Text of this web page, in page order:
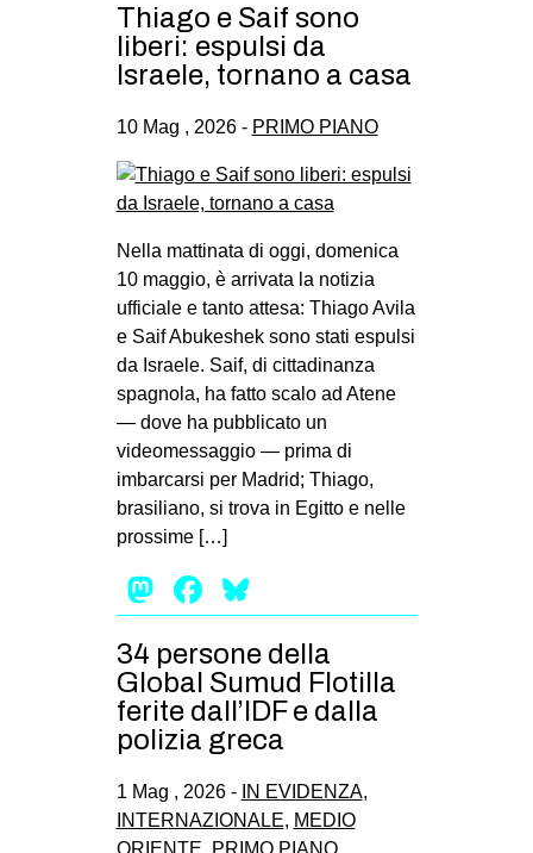
Thiago e Saif sono
liberi: espulsi da
Israele, tornano a casa
10 Mag , 2026 - PRIMO PIANO
Nella mattinata di oggi, domenica
10 maggio, è arrivata la notizia
ufficiale e tanto attesa: Thiago Avila
e Saif Abukeshek sono stati espulsi
da Israele. Saif, di cittadinanza
spagnola, ha fatto scalo ad Atene
— dove ha pubblicato un
videomessaggio — prima di
imbarcarsi per Madrid; Thiago,
brasiliano, si trova in Egitto e nelle
prossime […]
Mastodon
Facebook
34 persone della
Global Sumud Flotilla
ferite dall’IDF e dalla
polizia greca
1 Mag , 2026 - IN EVIDENZA,
INTERNAZIONALE, MEDIO
ORIENTE
PRIMO PIANO